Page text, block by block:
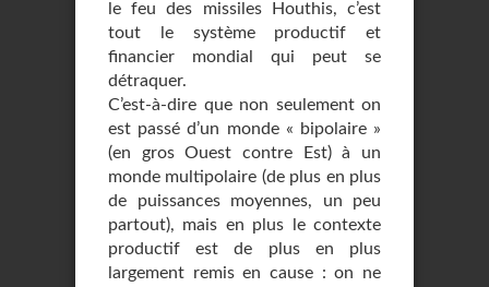
le feu des missiles Houthis, c’est
tout le système productif et
financier mondial qui peut se
détraquer.
C’est-à-dire que non seulement on
est passé d’un monde « bipolaire »
(en gros Ouest contre Est) à un
monde multipolaire (de plus en plus
de puissances moyennes, un peu
partout), mais en plus le contexte
productif est de plus en plus
largement remis en cause : on ne